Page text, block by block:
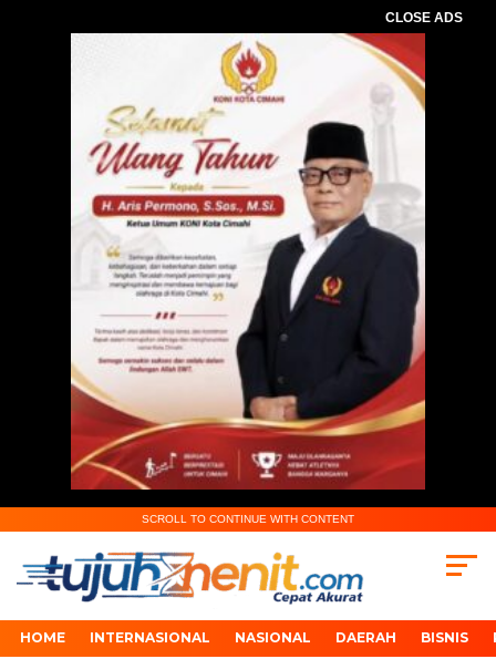
CLOSE ADS
SCROLL TO CONTINUE WITH CONTENT
HOME INTERNASIONAL NASIONAL DAERAH BISNIS